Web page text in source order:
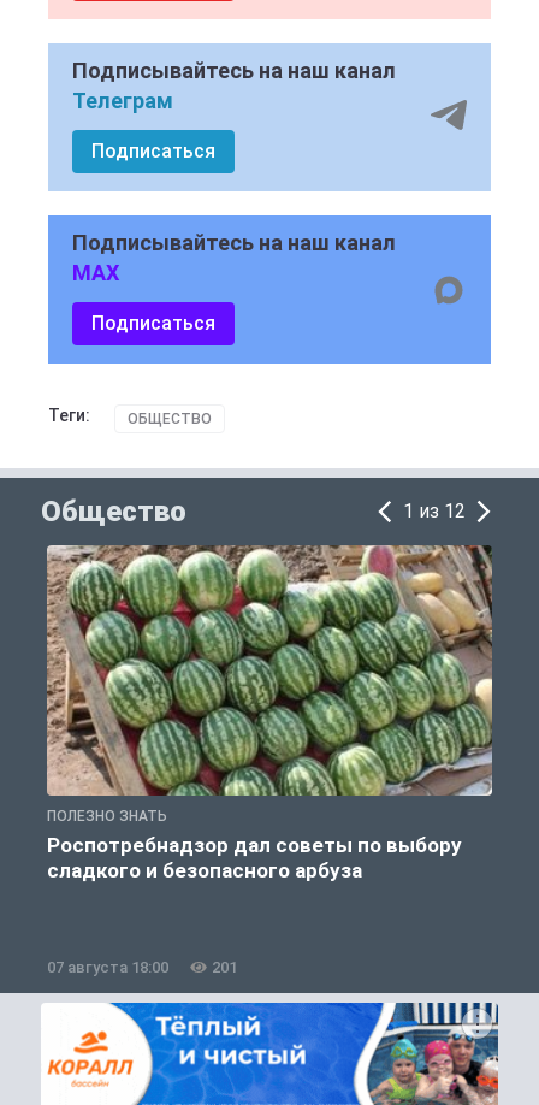
Подписывайтесь на наш канал
Телеграм
Подписаться
Подписывайтесь на наш канал
MAX
Подписаться
Теги: ОБЩЕСТВО
Общество 1 из 12
ПОЛЕЗНО ЗНАТЬ
Роспотребнадзор дал советы по выбору
сладкого и безопасного арбуза
07 августа 18:00 201